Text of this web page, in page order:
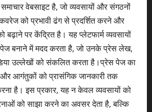
वेबसाइट है, जो व्यवसायों और संगठनों
को प्रभावी ढंग से प्रदर्शित करने और
बढ़ाने पर केंद्रित है। यह प्लेटफार्म व्यवसायों
बनाने में मदद करता है, जो उनके प्रेस लेख,
उल्लेखों को संकलित करता है।प्रेस पेज का
और आगंतुकों को प्रासंगिक जानकारी तक
है। इस प्रकार, यह न केवल व्यवसायों को
को साझा करने का अवसर देता है, बल्कि